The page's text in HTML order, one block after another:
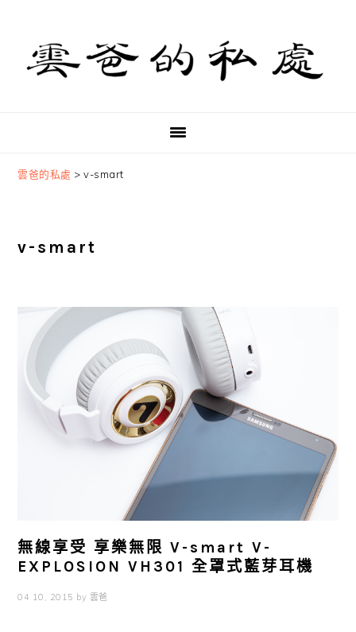
primary
navigation
content
primary
sidebar
雲爸的私處 >v-smart
v-smart
無線享受 享樂無限 V-smart V-
EXPLOSION VH301 全罩式藍芽耳機
04 10, 2015 by 雲爸